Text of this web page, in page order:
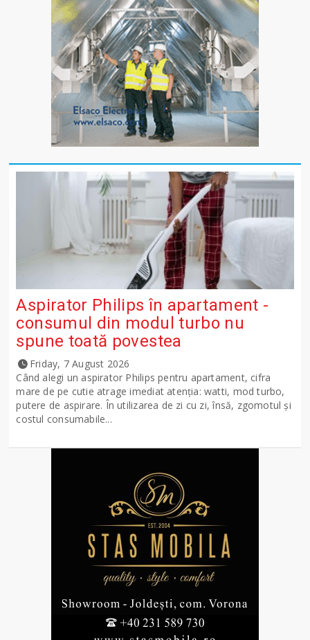
Aspirator Philips în apartament -
consumul din modul turbo nu
spune toată povestea
Friday, 7 August 2026
Când alegi un aspirator Philips pentru apartament, cifra
mare de pe cutie atrage imediat atenția: watti, mod turbo,
putere de aspirare. În utilizarea de zi cu zi, însă, zgomotul și
costul consumabile...